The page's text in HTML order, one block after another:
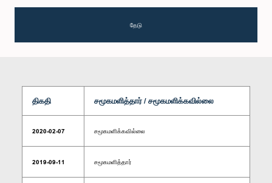
தேடு
திகதி சமூகமளித்தார் / சமூகமளிக்கவில்லை
2020-02-07 சமூகமளிக்கவில்லை
2019-09-11 சமூகமளித்தார்